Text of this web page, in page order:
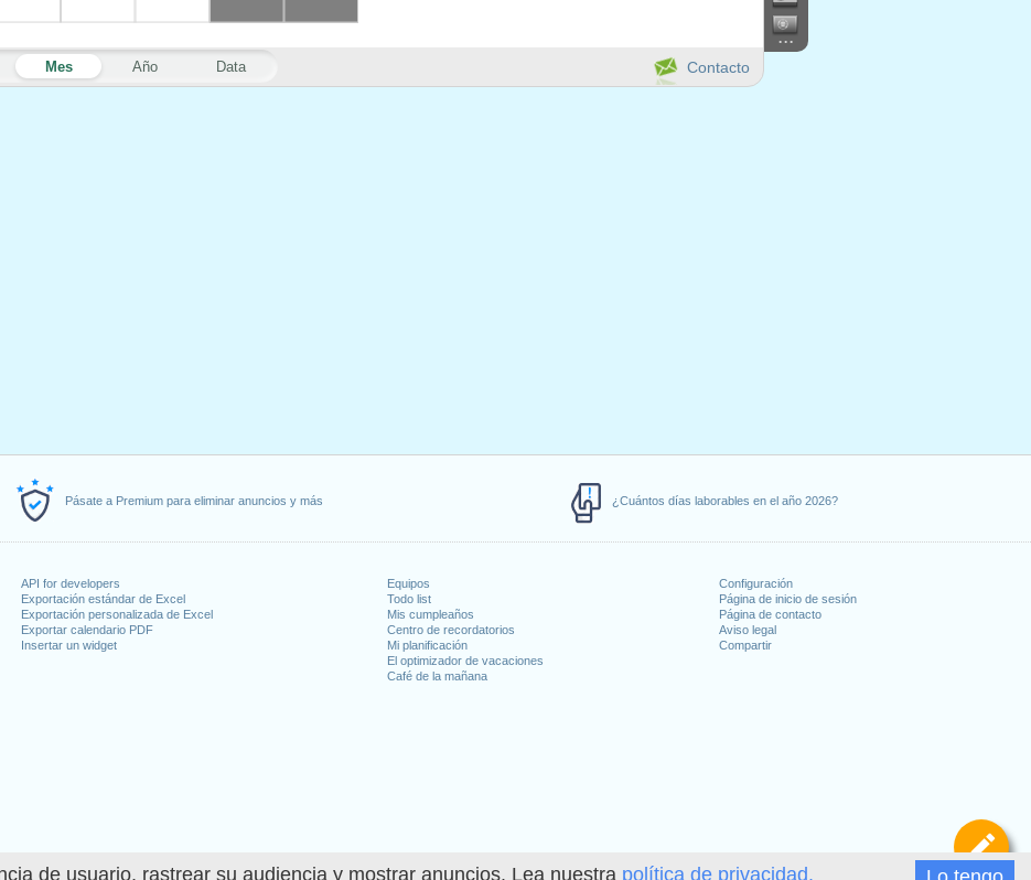
de usuario, rastrear su audiencia y mostrar anuncios. Lea nuestra política de privacidad.
Pásate a Premium para eliminar anuncios y más ¿Cuántos días laborables en el año 2026?
API for developers
Exportación estándar de Excel
Exportación personalizada de Excel
Exportar calendario PDF
Insertar un widget
Equipos
Todo list
Mis cumpleaños
Centro de recordatorios
Mi planificación
El optimizador de vacaciones
Café de la mañana
Configuración
Página de inicio de sesión
Página de contacto
Aviso legal
Compartir
...
Contacto
Mes Año Data